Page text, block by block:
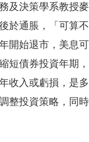
及決策學系教授
於通脹，「可算不
開始退市，美息
短債券投資年期
收入或虧損，是
整投資策略，同